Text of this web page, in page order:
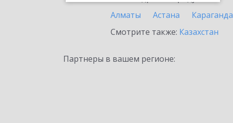
Алматы
Астана Караганда
Смотрите также: Казахстан
Партнеры в вашем регионе: